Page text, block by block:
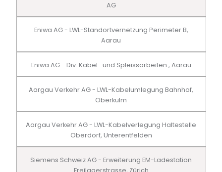
AG
Eniwa AG - LWL-Standortvernetzung Perimeter B,
Aarau
Eniwa AG - Div. Kabel- und Spleissarbeiten , Aarau
Aargau Verkehr AG - LWL-Kabelumlegung Bahnhof,
Oberkulm
Aargau Verkehr AG - LWL-Kabelverlegung Haltestelle
Oberdorf, Unterentfelden
Siemens Schweiz AG - Erweiterung EM-Ladestation
Freilagerstrasse, Zürich